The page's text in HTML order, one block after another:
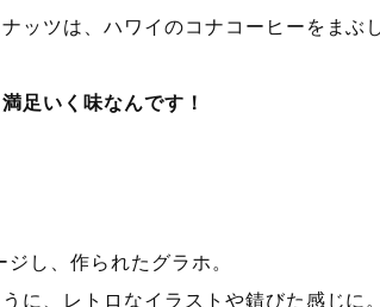
ッツは、ハワイのコナコーヒーをまぶ
足いく味なんです！
し、作られたグラホ。
に、レトロなイラストや錆びた感じに。